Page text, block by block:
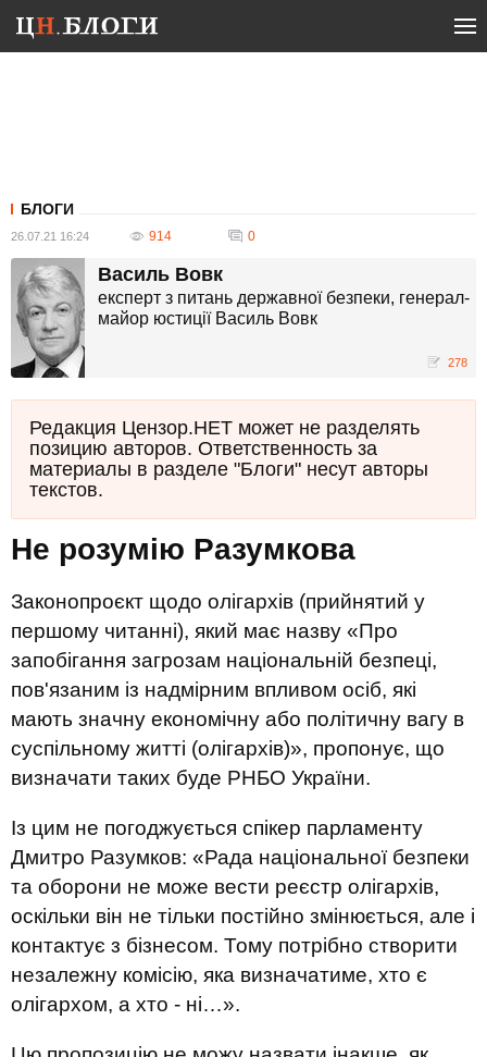
БЛОГИ
26.07.21 16:24 914 0
Василь Вовк
експерт з питань державної безпеки, генерал-
майор юстиції Василь Вовк
278
Редакция Цензор.НЕТ может не разделять
позицию авторов. Ответственность за
материалы в разделе "Блоги" несут авторы
текстов.
Не розумію Разумкова
Законопроєкт щодо олігархів (прийнятий у
першому читанні), який має назву «Про
запобігання загрозам національній безпеці,
пов'язаним із надмірним впливом осіб, які
мають значну економічну або політичну вагу в
суспільному житті (олігархів)», пропонує, що
визначати таких буде РНБО України.
Із цим не погоджується спікер парламенту
Дмитро Разумков: «Рада національної безпеки
та оборони не може вести реєстр олігархів,
оскільки він не тільки постійно змінюється, але і
контактує з бізнесом. Тому потрібно створити
незалежну комісію, яка визначатиме, хто є
олігархом, а хто - ні…».